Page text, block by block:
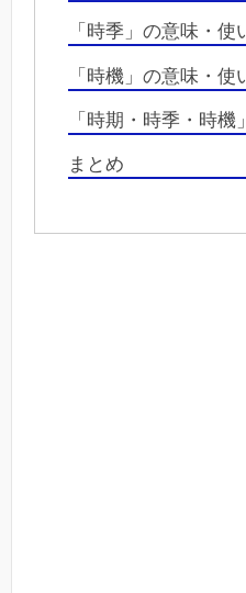
「時季」の意味・使
「時機」の意味・使
「時期・時季・時
まとめ